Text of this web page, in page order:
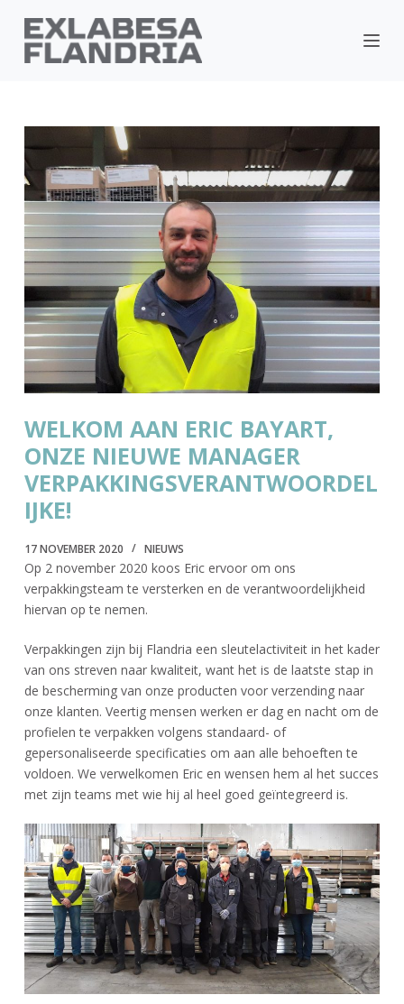
WELKOM AAN ERIC BAYART,
ONZE NIEUWE MANAGER
VERPAKKINGSVERANTWOORDEL
IJKE!
17 NOVEMBER 2020 NIEUWS
Op 2 november 2020 koos Eric ervoor om ons
verpakkingsteam te versterken en de verantwoordelijkheid
hiervan op te nemen.
Verpakkingen zijn bij Flandria een sleutelactiviteit in het kader
van ons streven naar kwaliteit, want het is de laatste stap in
de bescherming van onze producten voor verzending naar
onze klanten. Veertig mensen werken er dag en nacht om de
profielen te verpakken volgens standaard- of
gepersonaliseerde specificaties om aan alle behoeften te
voldoen. We verwelkomen Eric en wensen hem al het succes
met zijn teams met wie hij al heel goed geïntegreerd is.